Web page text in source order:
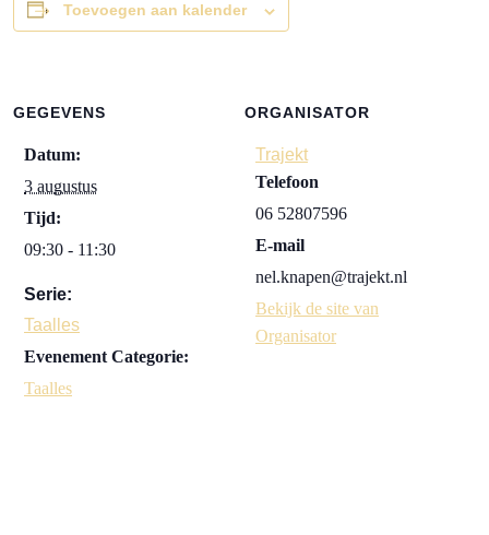
Toevoegen aan kalender
GEGEVENS
Datum:
3 augustus
Tijd:
09:30 - 11:30
Serie:
Taalles
Evenement Categorie:
Taalles
ORGANISATOR
Trajekt
Telefoon
06 52807596
E-mail
nel.knapen@trajekt.nl
Bekijk de site van
Organisator